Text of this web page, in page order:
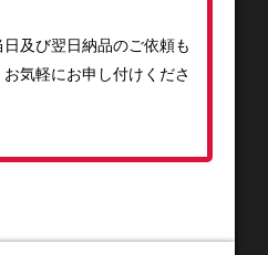
及び翌日納品のご依頼も
気軽にお申し付けくださ